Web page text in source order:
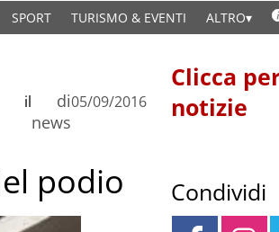
SPORT TURISMO & EVENTI ALTRO
di
news
il 05/09/2016
podio
Clicca
notizie
Condividi